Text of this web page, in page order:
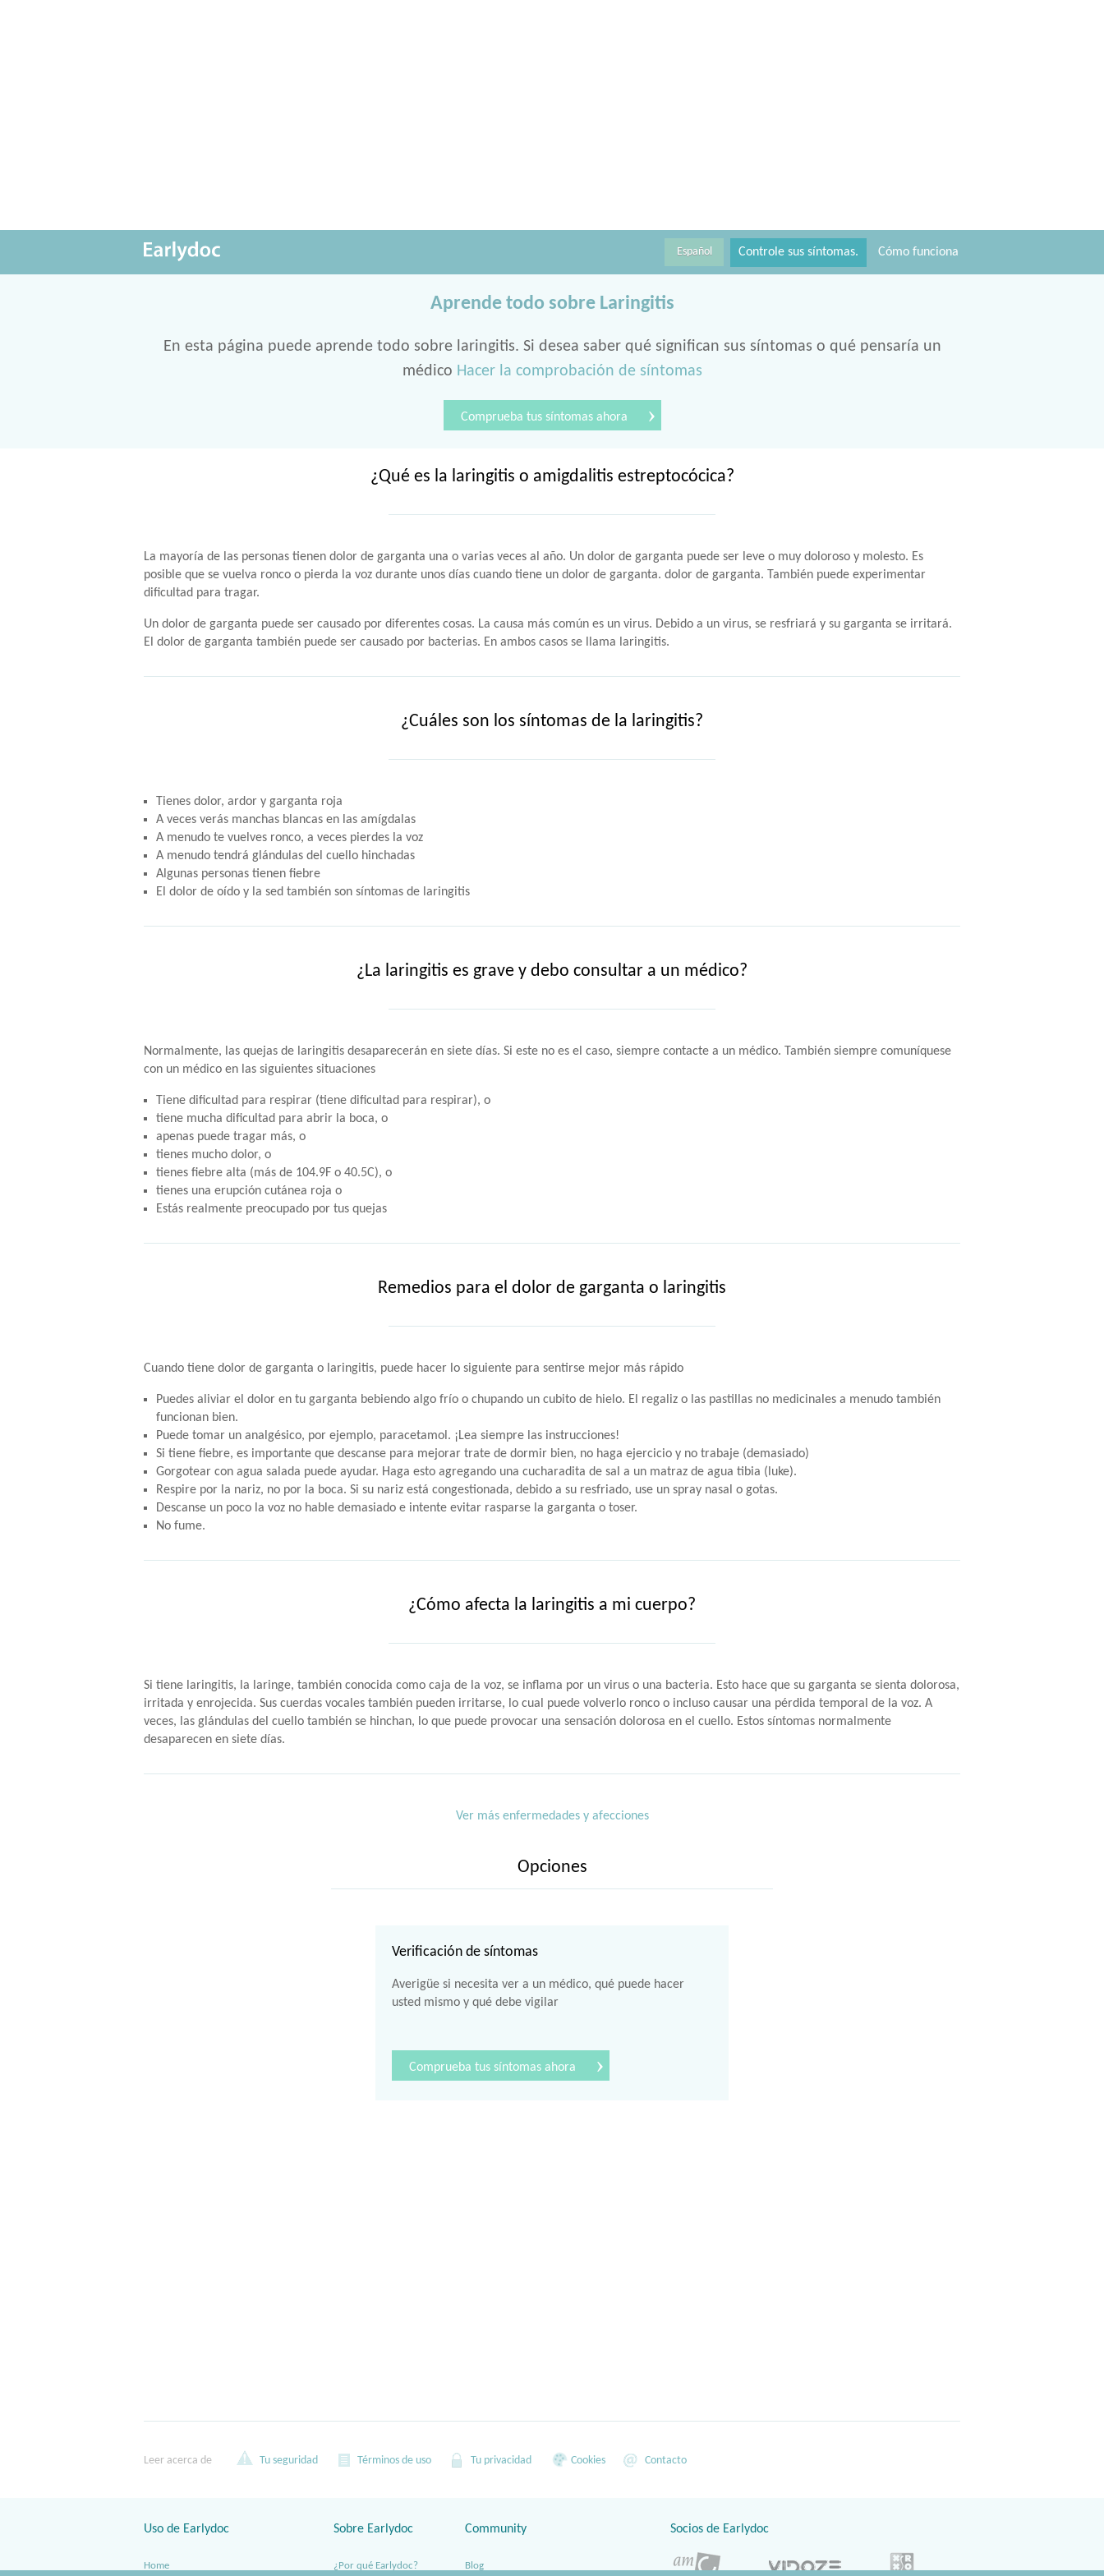
Controle sus síntomas. Cómo funciona
Español
Aprende todo sobre Laringitis
En esta página puede aprende todo sobre laringitis. Si desea saber qué significan sus síntomas o qué pensaría un
médico Hacer la comprobación de síntomas
Comprueba tus síntomas ahora ›
¿Qué es la laringitis o amigdalitis estreptocócica?
La mayoría de las personas tienen dolor de garganta una o varias veces al año. Un dolor de garganta puede ser leve o muy doloroso y molesto. Es
posible que se vuelva ronco o pierda la voz durante unos días cuando tiene un dolor de garganta. dolor de garganta. También puede experimentar
dificultad para tragar.
Un dolor de garganta puede ser causado por diferentes cosas. La causa más común es un virus. Debido a un virus, se resfriará y su garganta se irritará.
El dolor de garganta también puede ser causado por bacterias. En ambos casos se llama laringitis.
¿Cuáles son los síntomas de la laringitis?
Tienes dolor, ardor y garganta roja
A veces verás manchas blancas en las amígdalas
A menudo te vuelves ronco, a veces pierdes la voz
A menudo tendrá glándulas del cuello hinchadas
Algunas personas tienen fiebre
El dolor de oído y la sed también son síntomas de laringitis
¿La laringitis es grave y debo consultar a un médico?
Normalmente, las quejas de laringitis desaparecerán en siete días. Si este no es el caso, siempre contacte a un médico. También siempre comuníquese
con un médico en las siguientes situaciones
Tiene dificultad para respirar (tiene dificultad para respirar), o
tiene mucha dificultad para abrir la boca, o
apenas puede tragar más, o
tienes mucho dolor, o
tienes fiebre alta (más de 104.9F o 40.5C), o
tienes una erupción cutánea roja o
Estás realmente preocupado por tus quejas
Remedios para el dolor de garganta o laringitis
Cuando tiene dolor de garganta o laringitis, puede hacer lo siguiente para sentirse mejor más rápido
Puedes aliviar el dolor en tu garganta bebiendo algo frío o chupando un cubito de hielo. El regaliz o las pastillas no medicinales a menudo también
funcionan bien.
Puede tomar un analgésico, por ejemplo, paracetamol. ¡Lea siempre las instrucciones!
Si tiene fiebre, es importante que descanse para mejorar trate de dormir bien, no haga ejercicio y no trabaje (demasiado)
Gorgotear con agua salada puede ayudar. Haga esto agregando una cucharadita de sal a un matraz de agua tibia (luke).
Respire por la nariz, no por la boca. Si su nariz está congestionada, debido a su resfriado, use un spray nasal o gotas.
Descanse un poco la voz no hable demasiado e intente evitar rasparse la garganta o toser.
No fume.
¿Cómo afecta la laringitis a mi cuerpo?
Si tiene laringitis, la laringe, también conocida como caja de la voz, se inflama por un virus o una bacteria. Esto hace que su garganta se sienta dolorosa,
irritada y enrojecida. Sus cuerdas vocales también pueden irritarse, lo cual puede volverlo ronco o incluso causar una pérdida temporal de la voz. A
veces, las glándulas del cuello también se hinchan, lo que puede provocar una sensación dolorosa en el cuello. Estos síntomas normalmente
desaparecen en siete días.
Ver más enfermedades y afecciones
Opciones
Verificación de síntomas
Averigüe si necesita ver a un médico, qué puede hacer
usted mismo y qué debe vigilar
Comprueba tus síntomas ahora ›
Leer acerca de Tu seguridad Términos de uso Tu privacidad Cookies Contacto
Socios de Earlydoc
Uso de Earlydoc
Home
Sobre Earlydoc
¿Por qué Earlydoc?
Community
Blog